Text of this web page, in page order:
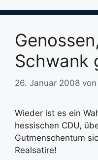
Schwank
26. Januar 2008 von
Wieder ist es ein
hessischen CDU,
Gutmenschentum
Realsatire!